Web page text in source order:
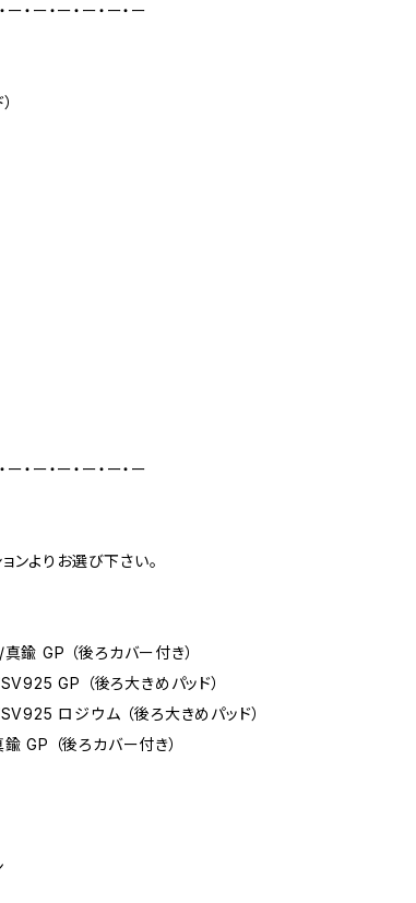
ー・ー・ー・ー・ー・ー
ー・ー・ー・ー・ー・ー
ンよりお選び下さい。
鍮 GP （後ろカバー付き）
GP （後ろ大きめパッド）
ロジウム （後ろ大きめパッド）
GP （後ろカバー付き）